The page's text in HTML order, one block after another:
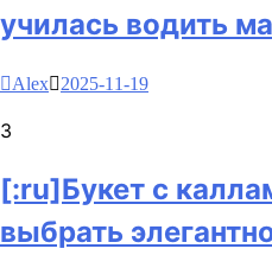
училась водить
Alex 2025-11-19
3
[:ru]Букет с
выбрать